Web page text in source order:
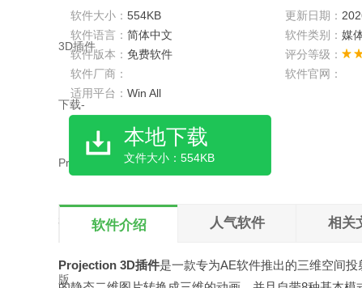
软件大小： 554KB 更新日期：
软件语言： 简体中文 软件类别： 媒
软件版本： 免费软件
评分等级：
软件厂商：
软件官网：
适用平台： Win All
本地下载
文件大小：554KB
软件介绍 人气软件 相关
Projection 3D插件是一款专为AE软件推出的三维空间